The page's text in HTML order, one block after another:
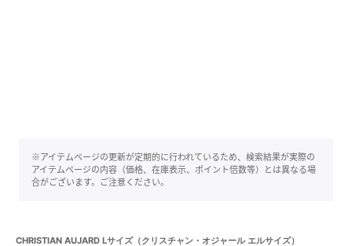
※アイテムページの更新が定期的に行われているため、検索結果が実際の
アイテムページの内容（価格、在庫表示、ポイント倍数等）とは異なる場
合がございます。ご注意ください。
CHRISTIAN AUJARD Lサイズ（クリスチャン・オジャール エルサイズ）